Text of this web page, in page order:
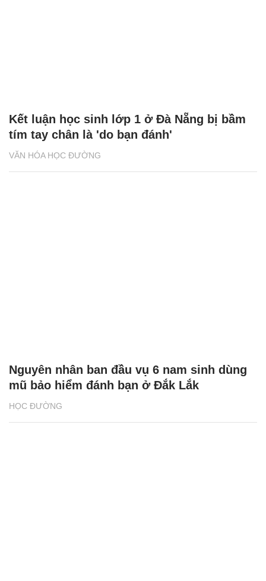
VĂN HÓA HỌC ĐƯỜNG
Kết luận học sinh lớp 1 ở Đà Nẵng bị bầm
tím tay chân là 'do bạn đánh'
HỌC ĐƯỜNG
Nguyên nhân ban đầu vụ 6 nam sinh dùng
mũ bảo hiểm đánh bạn ở Đắk Lắk